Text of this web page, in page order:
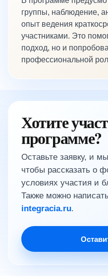
группы, наблюдение,
опыт ведения
участниками. Это
подход, но и
профессиональной
Хотите
программе?
Оставьте заявку, и
чтобы рассказать о
условиях участия и
Также можно
integracia.ru.